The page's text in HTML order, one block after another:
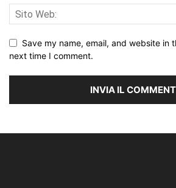
Save my name, email, and website in
next time I comment.